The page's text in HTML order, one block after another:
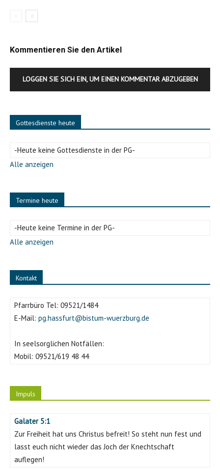
Kommentieren Sie den Artikel
LOGGEN SIE SICH EIN, UM EINEN KOMMENTAR ABZUGEBEN
Gottesdienste heute
-Heute keine Gottesdienste in der PG-
Alle anzeigen
Termine heute
-Heute keine Termine in der PG-
Alle anzeigen
Kontakt
Pfarrbüro Tel: 09521/1484
E-Mail: pg.hassfurt@bistum-wuerzburg.de
In seelsorglichen Notfällen:
Mobil: 09521/619 48 44
Impuls
Galater 5:1
Zur Freiheit hat uns Christus befreit! So steht nun fest und
lasst euch nicht wieder das Joch der Knechtschaft
auflegen!